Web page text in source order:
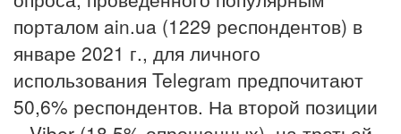
порталом ain.ua (1229 респондентов) в
январе 2021 г., для личного
использования Telegram предпочитают
50,6% респондентов. На второй позиции